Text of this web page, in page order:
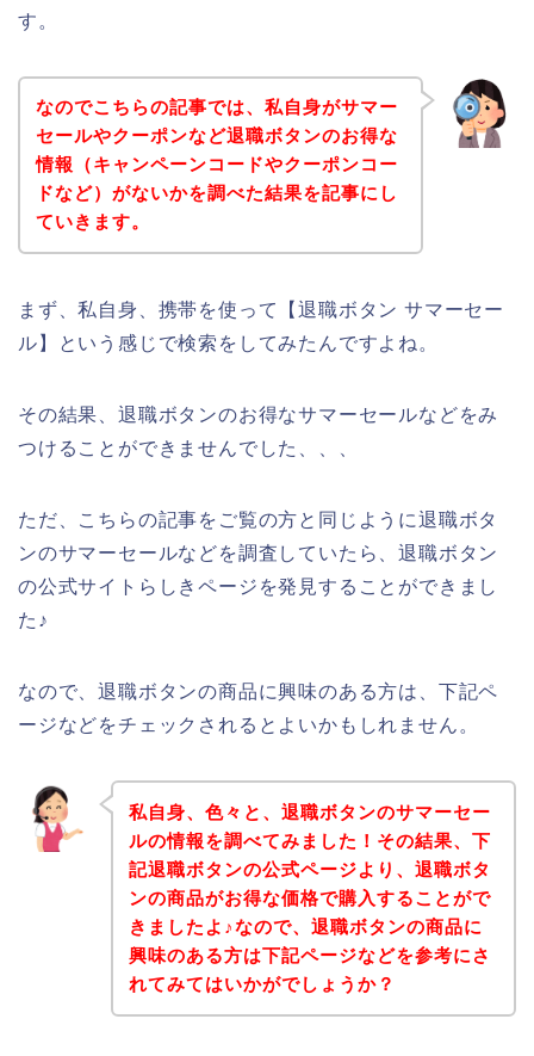
す。
なのでこちらの記事では、私自身がサマー
セールやクーポンなど退職ボタンのお得な
情報（キャンペーンコードやクーポンコー
ドなど）がないかを調べた結果を記事にし
ていきます。
まず、私自身、携帯を使って【退職ボタン サマーセー
ル】という感じで検索をしてみたんですよね。
その結果、退職ボタンのお得なサマーセールなどをみ
つけることができませんでした、、、
ただ、こちらの記事をご覧の方と同じように退職ボタ
ンのサマーセールなどを調査していたら、退職ボタン
の公式サイトらしきページを発見することができまし
た♪
なので、退職ボタンの商品に興味のある方は、下記ペ
ージなどをチェックされるとよいかもしれません。
私自身、色々と、退職ボタンのサマーセー
ルの情報を調べてみました！その結果、下
記退職ボタンの公式ページより、退職ボタ
ンの商品がお得な価格で購入することがで
きましたよ♪なので、退職ボタンの商品に
興味のある方は下記ページなどを参考にさ
れてみてはいかがでしょうか？